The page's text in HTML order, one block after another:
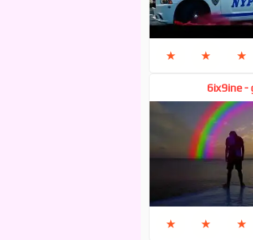
★ ★ ★
6ix9ine -
★ ★ ★